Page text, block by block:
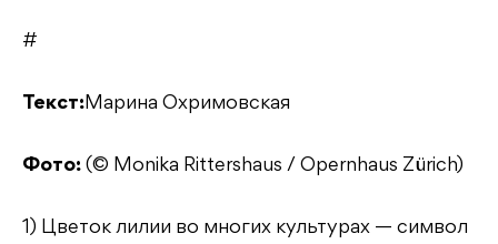
#
Текст:Марина Охримовская
Фото: (© Monika Rittershaus / Opernhaus Zürich)
1) Цветок лилии во многих культурах — символ